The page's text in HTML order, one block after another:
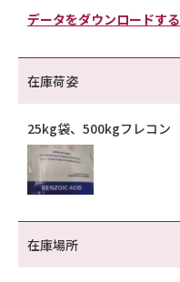
データをダウンロードする
在庫荷姿
25kg袋、500kgフレコン
在庫場所